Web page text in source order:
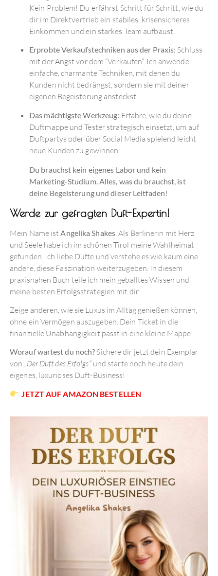
Kein Problem! Du erfährst Schritt für Schritt, wie du
dir im Direktvertrieb ein stabiles, krisensicheres
Einkommen und ein starkes Team aufbaust.
Erprobte Verkaufstechniken aus der Praxis: Schluss
mit der Angst vor dem “Verkaufen”. Ich anwende
einfache, charmante Techniken, mit denen du
Kunden nicht bedrängst, sondern sie mit deiner
eigenen Begeisterung ansteckst.
Das mächtigste Werkzeug: Erfahre, wie du deine
Duftmappe und Tester strategisch einsetzt, um auf
Duftpartys oder über Social Media spielend leicht
neue Kunden zu gewinnen.
Du brauchst kein eigenes Labor und kein
Marketing-Studium. Alles, was du brauchst, ist
deine Begeisterung und dieser Leitfaden!
Werde zur gefragten Duft-Expertin!
Mein Name istAngelika Shakes. Als Berlinerin mit Herz
und Seele habe ich im schönen Tirol meine Wahlheimat
gefunden. Ich liebe Düfte und verstehe es wie kaum eine
andere, diese Faszination weiterzugeben. In diesem
praxisnahen Buch teile ich mein geballtes Wissen und
meine besten Erfolgsstrategien mit dir.
Zeige anderen, wie sie Luxus im Alltag genießen können,
ohne ein Vermögen auszugeben. Dein Ticket in die
finanzielle Unabhängigkeit passt in eine kleine Mappe!
Worauf wartest du noch? Sichere dir jetzt dein Exemplar
von„Der Duft des Erfolgs“und starte noch heute dein
eigenes, luxuriöses Duft-Business!
JETZT AUF AMAZON BESTELLEN